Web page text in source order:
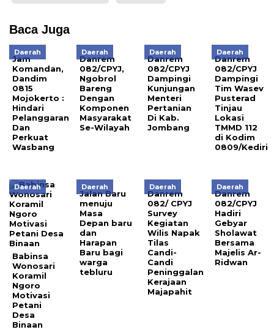
Baca Juga
Daerah
Jam
Komandan,
Dandim
0815
Mojokerto :
Hindari
Pelanggaran
Dan
Perkuat
Wasbang
Daerah
Danrem
082/CPYJ,
Ngobrol
Bareng
Dengan
Komponen
Masyarakat
Se-Wilayah
Daerah
Danrem
082/CPYJ
Dampingi
Kunjungan
Menteri
Pertanian
Di Kab.
Jombang
Daerah
Danrem
082/CPYJ
Dampingi
Tim Wasev
Pusterad
Tinjau
Lokasi
TMMD 112
di Kodim
0809/Kediri
Daerah
Babinsa
Wonosari
Koramil
Ngoro
Motivasi
Petani
Desa
Binaan
Daerah
Jalan Baru
menuju
Masa
Depan baru
dan
Harapan
Baru bagi
warga
tebluru
Daerah
Danrem
082/ CPYJ
Survey
Kegiatan
Wilis Napak
Tilas
Candi-
Candi
Peninggalan
Kerajaan
Majapahit
Daerah
Danrem
082/CPYJ
Hadiri
Gebyar
Sholawat
Bersama
Majelis Ar-
Ridwan